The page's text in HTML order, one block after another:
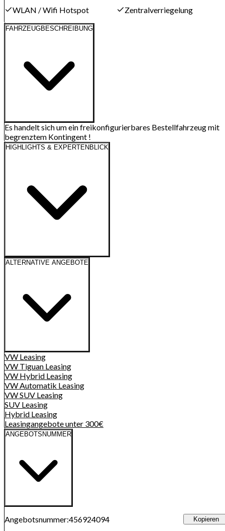
WLAN / Wifi Hotspot Zentralverriegelung
FAHRZEUGBESCHREIBUNG
Es handelt sich um ein freikonfigurierbares Bestellfahrzeug mit
begrenztem Kontingent !
HIGHLIGHTS & EXPERTENBLICK
ALTERNATIVE ANGEBOTE
VW Leasing
VW Tiguan Leasing
VW Hybrid Leasing
VW Automatik Leasing
VW SUV Leasing
SUV Leasing
Hybrid Leasing
Leasingangebote unter 300€
ANGEBOTSNUMMER
Angebotsnummer:456924094 Kopieren